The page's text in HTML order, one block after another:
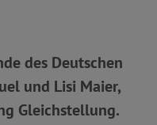
des Deutschen
und Lisi Maier,
Gleichstellung.